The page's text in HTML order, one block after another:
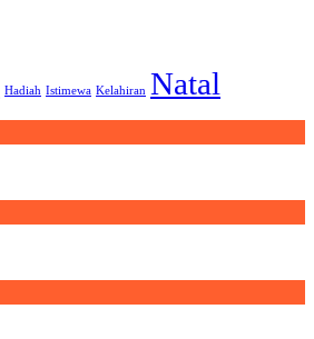
Hadiah Istimewa Kelahiran Natal